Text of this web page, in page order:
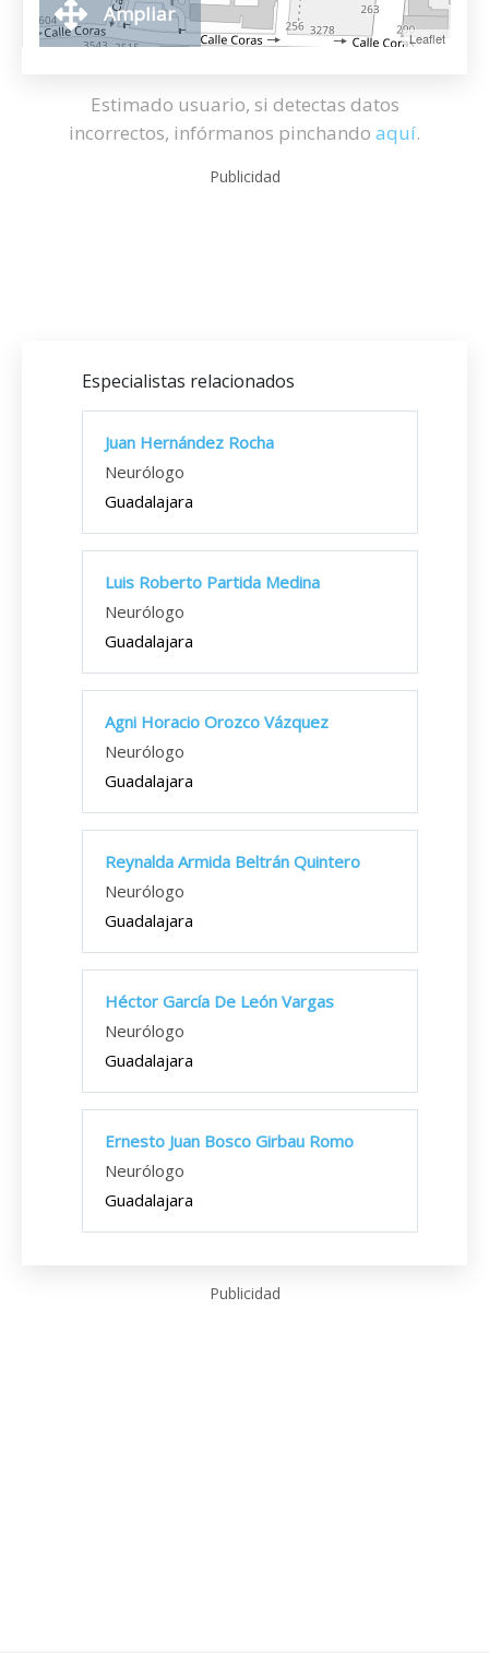
Leaflet
Ampliar
Estimado usuario, si detectas datos
incorrectos, infórmanos pinchando aquí.
Publicidad
Especialistas relacionados
Juan Hernández Rocha
Neurólogo
Guadalajara
Luis Roberto Partida Medina
Neurólogo
Guadalajara
Agni Horacio Orozco Vázquez
Neurólogo
Guadalajara
Reynalda Armida Beltrán Quintero
Neurólogo
Guadalajara
Héctor García De León Vargas
Neurólogo
Guadalajara
Ernesto Juan Bosco Girbau Romo
Neurólogo
Guadalajara
Publicidad